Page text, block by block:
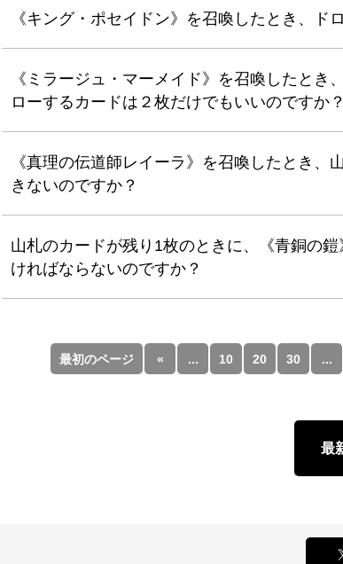
《キング・ポセイドン》を召喚したとき、ド
《ミラージュ・マーメイド》を召喚したと
ローするカードは２枚だけでもいいのですか？
《真理の伝道師レイーラ》を召喚したとき
きないのですか？
山札のカードが残り1枚のときに、《青銅の
ければならないのですか？
最初のページ « ... 10 20 30 ...
最